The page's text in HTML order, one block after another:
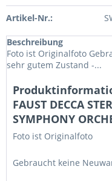
Artikel-Nr.:
Beschreibung
Foto ist Originalfoto
sehr gutem Zustand -...
FAUST DECCA
SYMPHONY
Foto ist Originalfoto
Gebraucht keine